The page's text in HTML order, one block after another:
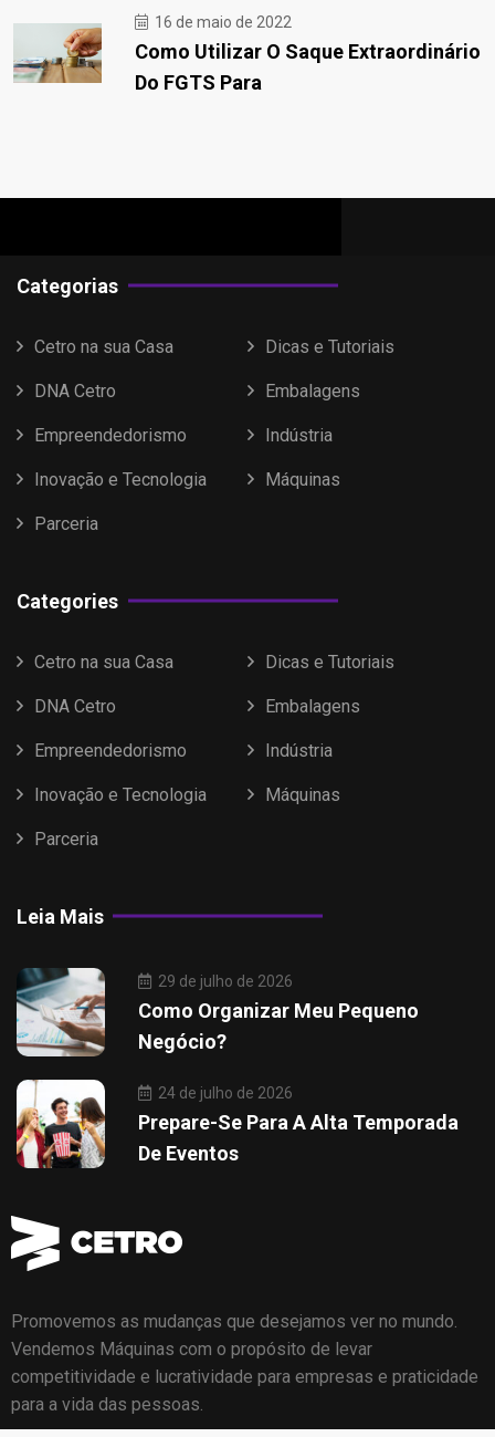
16 de maio de 2022
Como Utilizar O Saque Extraordinário
Do FGTS Para
Categorias
Cetro na sua Casa Dicas e Tutoriais
DNA Cetro Embalagens
Empreendedorismo Indústria
Inovação e Tecnologia Máquinas
Parceria
Categories
Cetro na sua Casa Dicas e Tutoriais
DNA Cetro Embalagens
Empreendedorismo Indústria
Inovação e Tecnologia Máquinas
Parceria
Leia Mais
29 de julho de 2026
Como Organizar Meu Pequeno
Negócio?
24 de julho de 2026
Prepare-Se Para A Alta Temporada
De Eventos
Promovemos as mudanças que desejamos ver no mundo.
Vendemos Máquinas com o propósito de levar
competitividade e lucratividade para empresas e praticidade
para a vida das pessoas.